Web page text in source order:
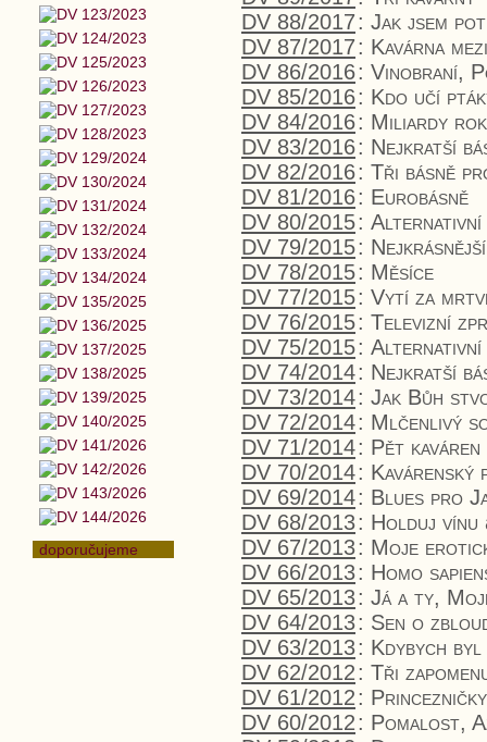
doporučujeme
DV 88/2017: Jak jsem
DV 87/2017: Kavárna
DV 86/2016: Vinobraní,
DV 85/2016: Kdo učí
DV 84/2016: Miliardy
DV 83/2016: Nejkratší
DV 82/2016: Tři básně
DV 81/2016: Eurobásně
DV 80/2015: Alternativní
DV 79/2015: Nejkrásnější
DV 78/2015: Měsíce
DV 77/2015: Vytí za
DV 76/2015: Televizní
DV 75/2015: Alternativní
DV 74/2014: Nejkratší
DV 73/2014: Jak Bůh
DV 72/2014: Mlčenlivý
DV 71/2014: Pět kaváren
DV 70/2014: Kavárenský
DV 69/2014: Blues pro
DV 68/2013: Holduj vínu
DV 67/2013: Moje
DV 66/2013: Homo
DV 65/2013: Já a ty,
DV 64/2013: Sen o
DV 63/2013: Kdybych
DV 62/2012: Tři
DV 61/2012:
DV 60/2012: Pomalost,